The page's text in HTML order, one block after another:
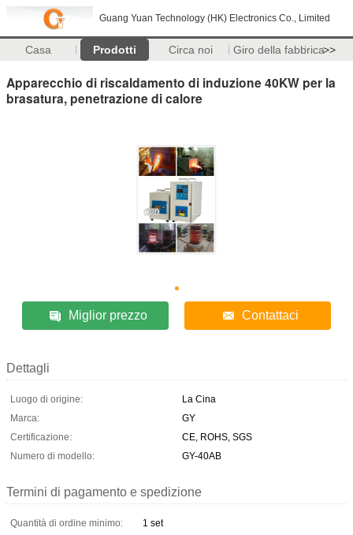
Guang Yuan Technology (HK) Electronics Co., Limited
Casa Prodotti Circa noi Giro della fabbrica>>
Apparecchio di riscaldamento di induzione 40KW per la
brasatura, penetrazione di calore
Miglior prezzo Contattaci
Dettagli
Luogo di origine:
La Cina
Marca:
GY
Certificazione:
CE, ROHS, SGS
Numero di modello:
GY-40AB
Termini di pagamento e spedizione
Quantità di ordine minimo:
1 set